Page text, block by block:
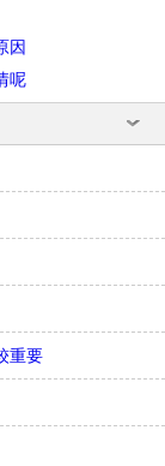
因
呢
重要